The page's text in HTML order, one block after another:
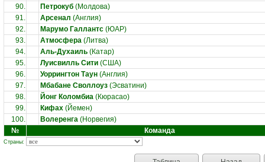
90.
Петрокуб (Молдова)
91.
Арсенал (Англия)
92.
Марумо Галлантс (ЮАР)
93.
Атмосфера (Литва)
94.
Аль-Духаиль (Катар)
95.
Луисвилль Сити (США)
96.
Уоррингтон Таун (Англия)
97.
Мбабане Своллоуз (Эсватини)
98.
Йонг Коломбиа (Кюрасао)
99.
Кифах (Йемен)
100.
Волеренга (Норвегия)
№
Команда
Страны: